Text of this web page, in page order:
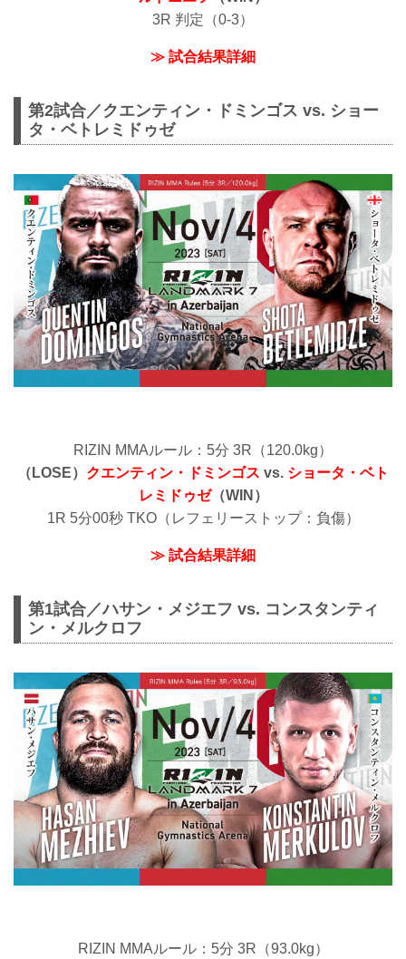
3R 判定（0-3）
≫ 試合結果詳細
第2試合／クエンティン・ドミンゴス vs. ショー
タ・ベトレミドゥゼ
RIZIN MMAルール：5分 3R（120.0kg）
（LOSE） クエンティン・ドミンゴス vs. ショータ・ベト
レミドゥゼ（WIN）
1R 5分00秒 TKO（レフェリーストップ：負傷）
≫ 試合結果詳細
第1試合／ハサン・メジエフ vs. コンスタンティ
ン・メルクロフ
RIZIN MMAルール：5分 3R（93.0kg）